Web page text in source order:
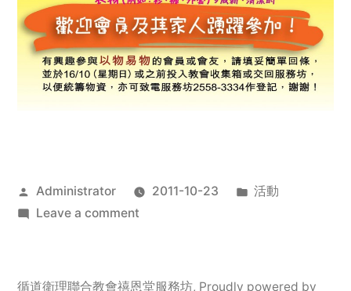
Posted
by
Administrator 2011-10-23
Posted
活動
Leave a commenton
服
循道衛理聯合教會禧恩堂服務坊, Proudly powered by